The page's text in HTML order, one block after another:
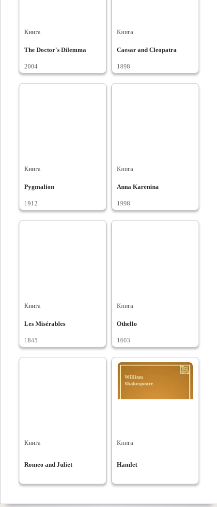
Книга
The Doctor`s Dilemma
2004
Книга
Caesar and Cleopatra
1898
Книга
Pygmalion
1912
Книга
Anna Karenina
1998
Книга
Les Misérables
1845
Книга
Othello
1603
Книга
Romeo and Juliet
Книга
Hamlet